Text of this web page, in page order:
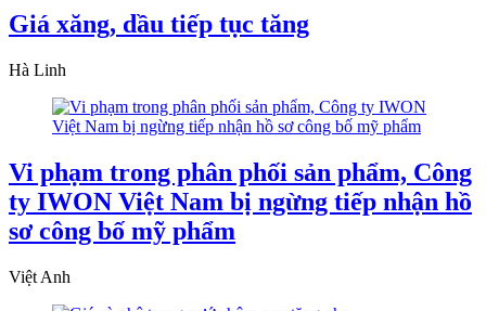
Giá xăng, dầu tiếp tục tăng
Hà Linh
Vi phạm trong phân phối sản phẩm, Công
ty IWON Việt Nam bị ngừng tiếp nhận hồ
sơ công bố mỹ phẩm
Việt Anh